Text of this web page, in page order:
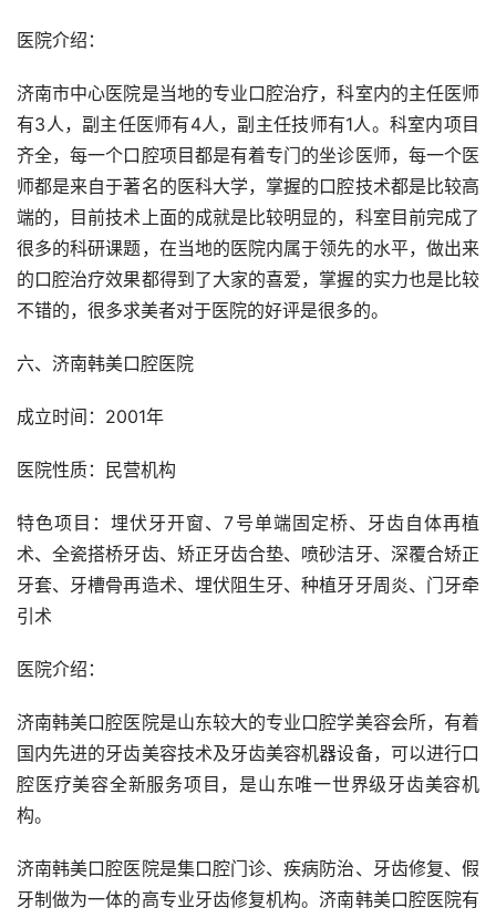
医院介绍：
济南市中心医院是当地的专业口腔治疗，科室内的主任医师
有3人，副主任医师有4人，副主任技师有1人。科室内项目
齐全，每一个口腔项目都是有着专门的坐诊医师，每一个医
师都是来自于著名的医科大学，掌握的口腔技术都是比较高
端的，目前技术上面的成就是比较明显的，科室目前完成了
很多的科研课题，在当地的医院内属于领先的水平，做出来
的口腔治疗效果都得到了大家的喜爱，掌握的实力也是比较
不错的，很多求美者对于医院的好评是很多的。
六、济南韩美口腔医院
成立时间：2001年
医院性质：民营机构
特色项目：埋伏牙开窗、7号单端固定桥、牙齿自体再植
术、全瓷搭桥牙齿、矫正牙齿合垫、喷砂洁牙、深覆合矫正
牙套、牙槽骨再造术、埋伏阻生牙、种植牙牙周炎、门牙牵
引术
医院介绍：
济南韩美口腔医院是山东较大的专业口腔学美容会所，有着
国内先进的牙齿美容技术及牙齿美容机器设备，可以进行口
腔医疗美容全新服务项目，是山东唯一世界级牙齿美容机
构。
济南韩美口腔医院是集口腔门诊、疾病防治、牙齿修复、假
牙制做为一体的高专业牙齿修复机构。济南韩美口腔医院有